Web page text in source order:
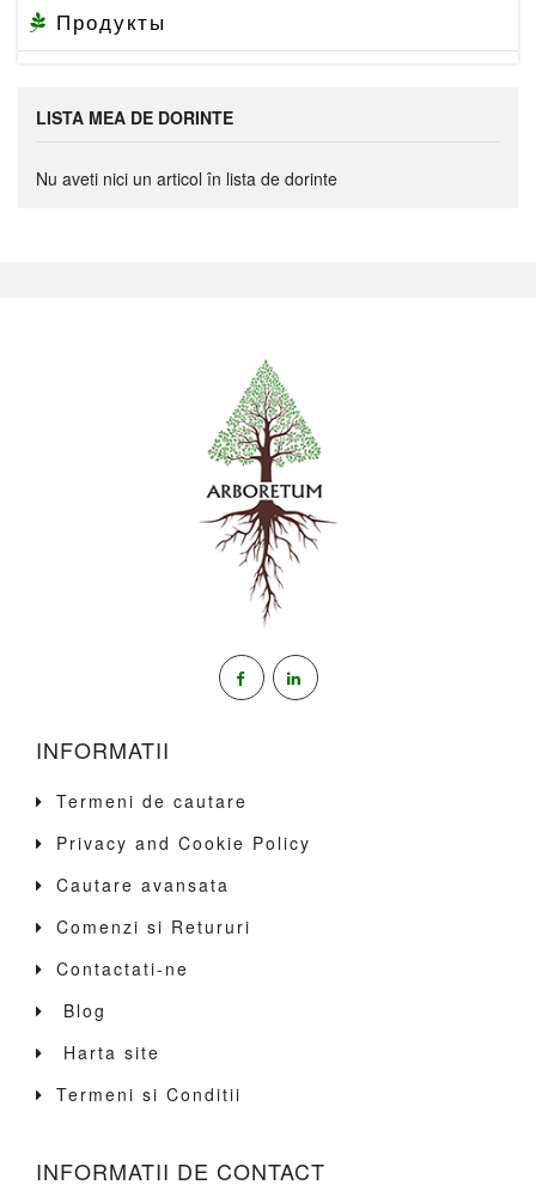
Продукты
LISTA MEA DE DORINTE
Nu aveti nici un articol în lista de dorinte
INFORMATII
Termeni de cautare
Privacy and Cookie Policy
Cautare avansata
Comenzi si Retururi
Contactati-ne
Blog
Harta site
Termeni si Conditii
INFORMATII DE CONTACT